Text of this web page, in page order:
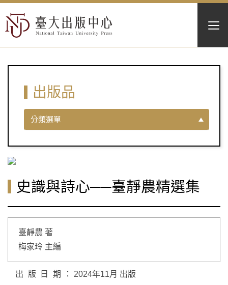
出版品
分類選單
史識與詩心──臺靜農精選集
臺靜農 著
梅家玲 主編
出版日期
2024年11月 出版